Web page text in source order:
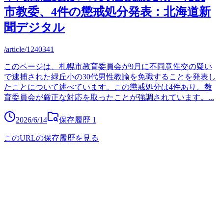
市教委、4件の懲戒処分発表：北海道新
聞デジタル
/article/1240341
このページは、札幌市教育委員会が9月に不同意性交の疑い
で逮捕された緑丘小の30代男性教諭を免職することを発表し
たことについて述べています。この懲戒処分は4件あり、教
育委員会が厳正な対応を取ったことが強調されています。 ...
2026/6/14 保存履歴 1
このURLの保存履歴を見る